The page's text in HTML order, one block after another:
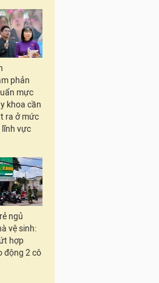
phản
mực
khoa cần
ra ở mức
lĩnh vực
ngủ
vệ sinh:
hợp
động 2 cô